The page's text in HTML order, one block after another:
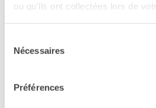
ou qu'ils ont collectées lors de
Nécessaires
Préférences
ACQUAVIVA DELLE FONTI
Concerto
Palazzo De Mari, Municipio di